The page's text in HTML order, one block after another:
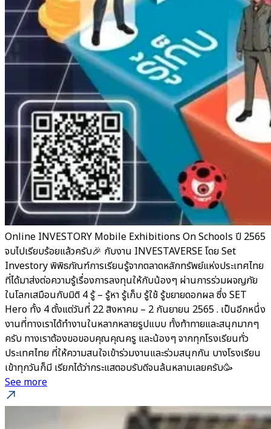
Online INVESTORY Mobile Exhibitions On Schools ปี 2565
จบไปเรียบร้อยแล้วครับ🎉 กับงาน INVESTAVERSE โดย Set
Investory พิพิธภัณฑ์การเรียนรู้จากตลาดหลักทรัพย์แห่งประเทศไทย
ที่ได้มาส่งต่อความรู้เรื่องการลงทุนให้กับน้องๆ ผ่านการร่วมผจญภัย
ในโลกเสมือนกับมิติ 4 รู้ – รู้หา รู้เก็บ รู้ใช้ รู้ขยายดอกผล ซึ่ง SET
Hero ทั้ง 4 ตั้งแต่วันที่ 22 สิงหาคม – 2 กันยายน 2565 . เป็นอีกหนึ่ง
งานที่ทางเราได้ทำงานในหลากหลายรูปแบบ ทั้งท้าทายและสนุกมากๆ
ครับ ทางเราต้องขอขอบคุณคุณครู และน้องๆ จากทุกโรงเรียนทั่ว
ประเทศไทย ที่ให้ความสนใจเข้าร่วมงานและร่วมสนุกกัน บางโรงเรียน
เข้าทุกวันก็มี เรียกได้ว่ากระแสตอบรับดีจนล้นหลามเลยครับ🥳
See more